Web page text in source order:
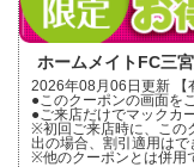
ホームメイトFC三
2026年08月06日更新 【
●このクーポンの画面を
●ご来店だけでマックカ
※初回ご来店時に、この
出の場合、割引適用はで
※他のクーポンとは併用